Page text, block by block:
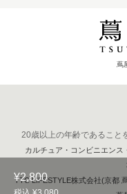
¥2,800
蔦
20歳以上の年齢であること
カルチュア・コンビニエン
TTC LIFESTYLE株式会社(京都